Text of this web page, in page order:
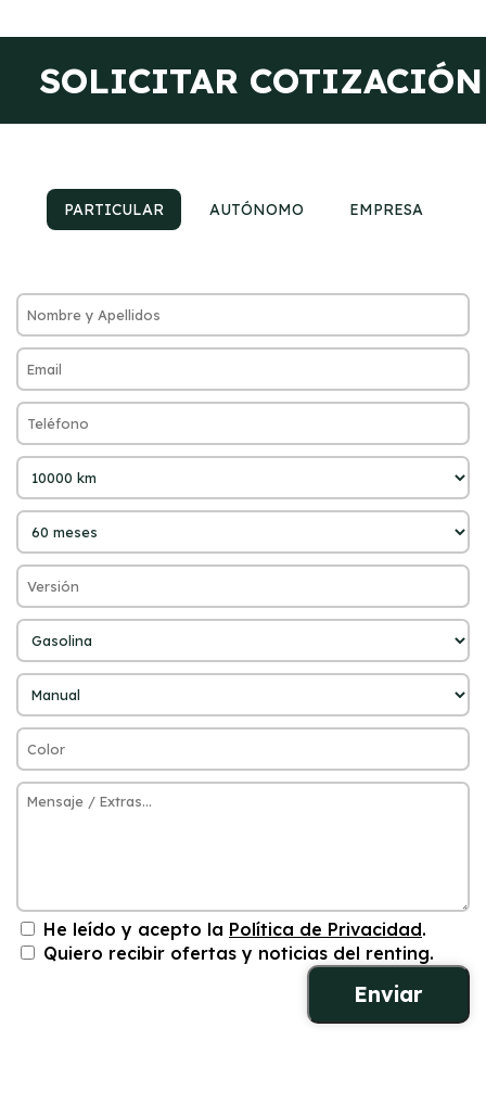
SOLICITAR COTIZACIÓN
PARTICULAR AUTÓNOMO EMPRESA
He leído y acepto la Política de Privacidad.
Quiero recibir ofertas y noticias del renting.